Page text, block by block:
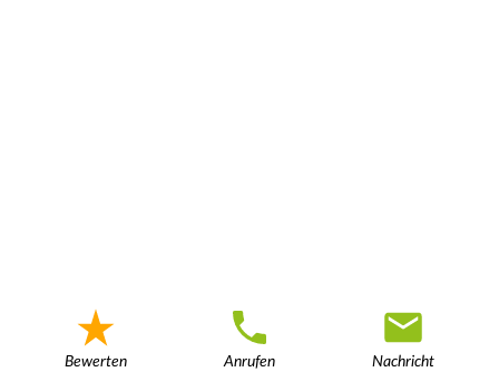
Bewerten Anrufen Nachricht